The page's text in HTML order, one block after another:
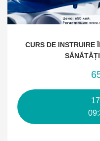
CURS DE INSTRUIRE